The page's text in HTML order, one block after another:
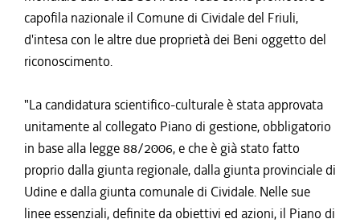
capofila nazionale il Comune di Cividale del Friuli,
d'intesa con le altre due proprietà dei Beni oggetto del
riconoscimento.
"La candidatura scientifico-culturale è stata approvata
unitamente al collegato Piano di gestione, obbligatorio
in base alla legge 88/2006, e che è già stato fatto
proprio dalla giunta regionale, dalla giunta provinciale di
Udine e dalla giunta comunale di Cividale. Nelle sue
linee essenziali, definite da obiettivi ed azioni, il Piano di